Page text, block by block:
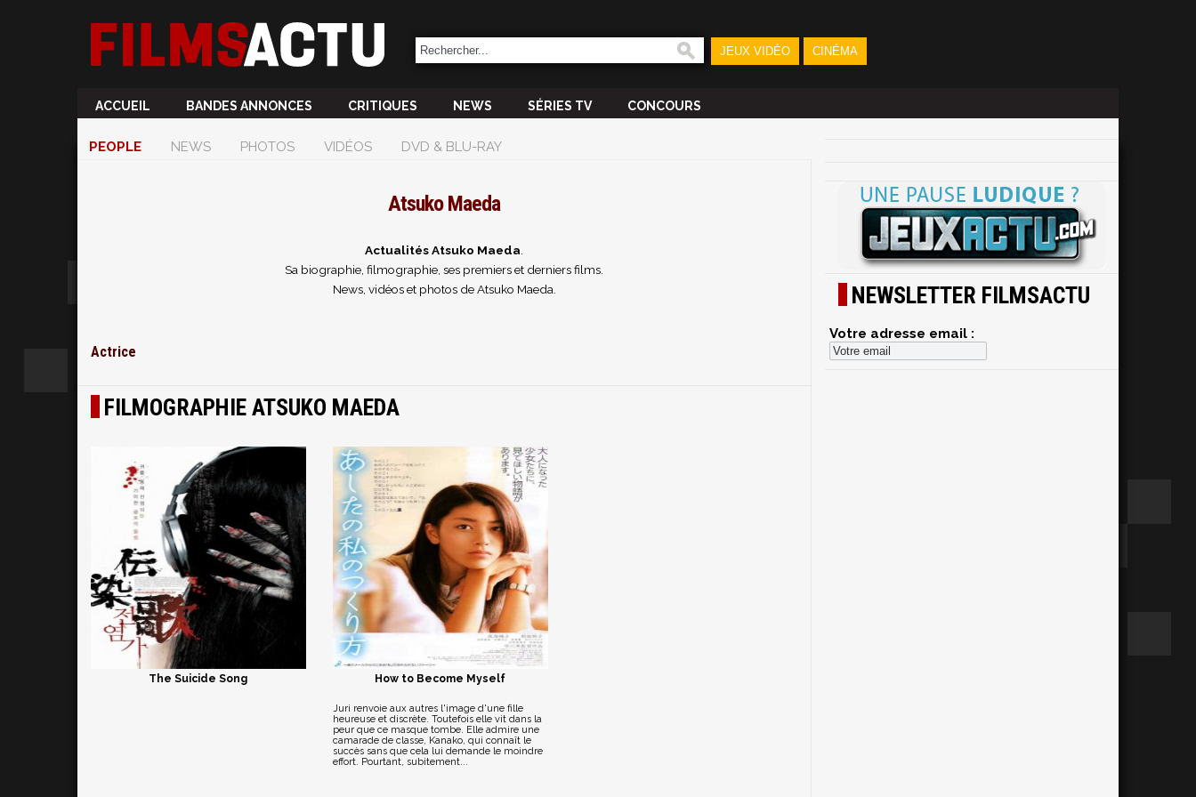
JEUX VIDÉO CINÉMA
ACCUEIL BANDES ANNONCES CRITIQUES NEWS SÉRIES TV CONCOURS
PEOPLE NEWS PHOTOS VIDÉOS DVD & BLU-RAY
Atsuko Maeda
Actualités Atsuko Maeda
Sa biographie, filmographie, ses premiers et derniers films.
News, vidéos et photos de Atsuko Maeda.
Actrice
FILMOGRAPHIE ATSUKO MAEDA
The Suicide Song How to Become Myself
Juri renvoie aux autres l'image d'une fille
heureuse et discrète. Toutefois elle vit dans la
peur que ce masque tombe. Elle admire une
camarade de classe, Kanako, qui connaît le
succès sans que cela lui demande le moindre
effort. Pourtant, subitement...
NEWSLETTER FILMSACTU
Votre adresse email :